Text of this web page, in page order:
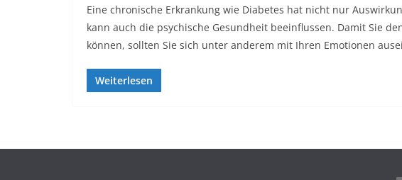
Eine chronische Erkrankung wie Diabetes hat nicht nur
kann auch die psychische Gesundheit beeinflussen. Damit Sie
können, sollten Sie sich unter anderem mit Ihren Emotionen
Weiterlesen